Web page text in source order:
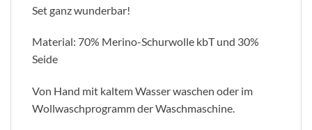
Set ganz wunderbar!
Material: 70% Merino-Schurwolle kbT und 30%
Seide
Von Hand mit kaltem Wasser waschen oder im
Wollwaschprogramm der Waschmaschine.